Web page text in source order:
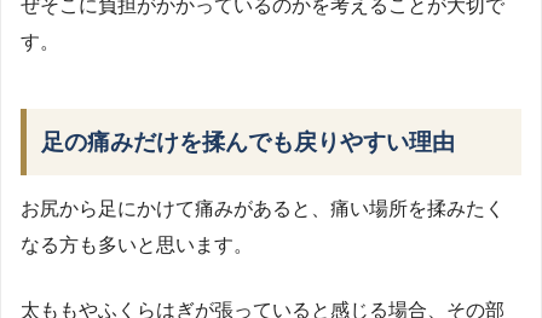
ぜそこに負担がかかっているのかを考えることが大切で
す。
足の痛みだけを揉んでも戻りやすい理由
お尻から足にかけて痛みがあると、痛い場所を揉みたく
なる方も多いと思います。
太ももやふくらはぎが張っていると感じる場合、その部